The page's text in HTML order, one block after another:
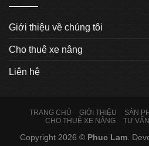
Giới thiệu về chúng tôi
Cho thuê xe nâng
Liên hệ
TRANG CHỦ GIỚI THIỆU SẢN
CHO THUÊ XE NÂNG
TƯ VẤN
Copyright 2026 © Phuc Lam .